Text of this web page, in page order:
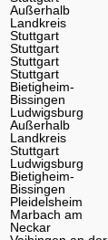
Außerhalb
Landkreis
Stuttgart
Stuttgart
Stuttgart
Stuttgart
Bietigheim-
Bissingen
Ludwigsburg
Außerhalb
Landkreis
Stuttgart
Ludwigsburg
Bietigheim-
Bissingen
Pleidelsheim
Marbach am
Neckar